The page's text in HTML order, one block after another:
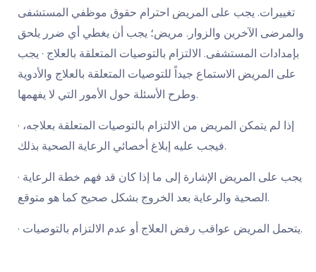
تغييرات. يجب على المريض احترام حقوق موظفي المستشفى
والمرضى الآخرين والزوار. مريض؛ يجب أن يغطي أي ضرر يلحق
بإمدادات المستشفى. الالتزام بالتوصيات المتعلقة بالعلاج · يجب
على المريض الاستماع جيداً للتوصيات المتعلقة بالعلاج والأدوية
وطرح الأسئلة حول الأمور التي لا يفهمها.
· إذا لم يتمكن المريض من الالتزام بالتوصيات المتعلقة بعلاجه،
فيجب عليه إبلاغ أخصائي الرعاية الصحية بذلك.
· يجب على المريض الإشارة إلى ما إذا كان قد فهم خطة الرعاية
الصحية والرعاية بعد الخروج بشكل صحيح كما هو متوقع.
· يتحمل المريض عواقب رفض العلاج أو عدم الالتزام بالتوصيات.